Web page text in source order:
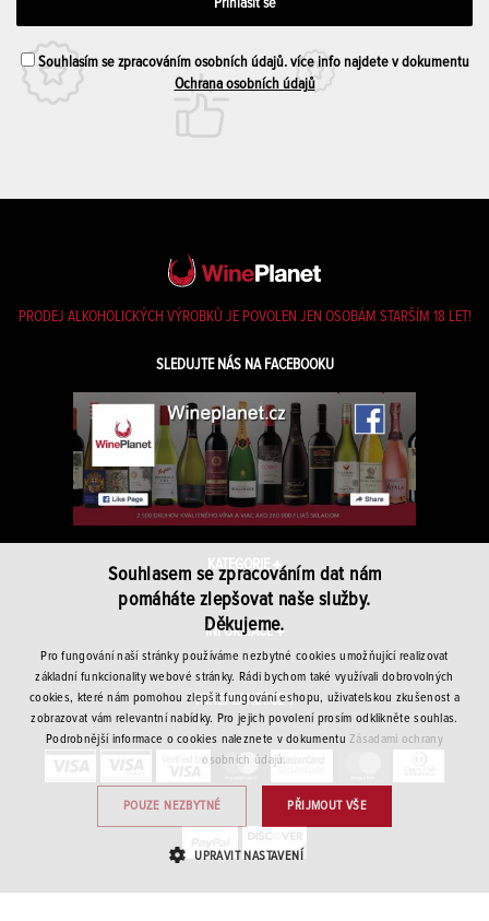
Souhlasím se zpracováním osobních údajů. více info najdete v dokumentu
Ochrana osobních údajů
PRODEJ ALKOHOLICKÝCH VÝROBKŮ JE POVOLEN JEN OSOBÁM STARŠÍM 18 LET!
SLEDUJTE NÁS NA FACEBOOKU
KATEGORIE
INFORMACE
WINEPLANET.CZ
Souhlasem se zpracováním dat nám
pomáháte zlepšovat naše služby.
Děkujeme.
Pro fungování naší stránky používáme nezbytné cookies umožňující realizovat
základní funkcionality webové stránky. Rádi bychom také využívali dobrovolných
cookies, které nám pomohou zlepšit fungování eshopu, uživatelskou zkušenost a
zobrazovat vám relevantní nabídky. Pro jejich povolení prosím odklikněte souhlas.
Podrobnější informace o cookies naleznete v dokumentuZásadami ochrany
osobních údajů.
PŘIJMOUT VŠE
POUZE NEZBYTNÉ
UPRAVIT NASTAVENÍ